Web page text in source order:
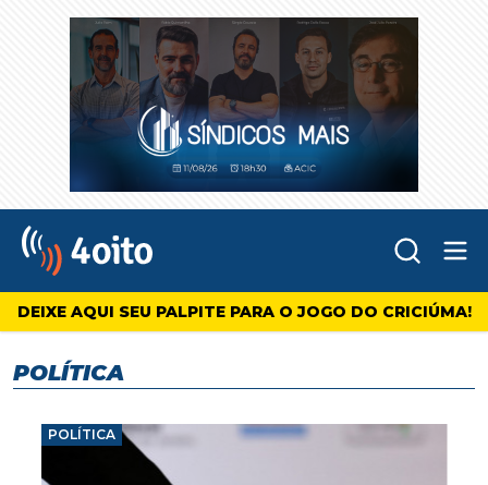
4oito
DEIXE AQUI SEU PALPITE PARA O JOGO DO CRICIÚMA!
POLÍTICA
POLÍTICA